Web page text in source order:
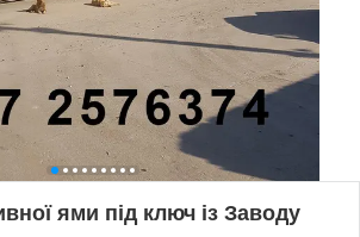
ями під ключ із Заводу